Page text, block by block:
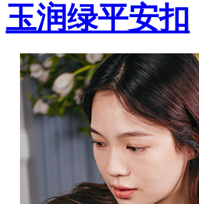
玉润绿平安扣